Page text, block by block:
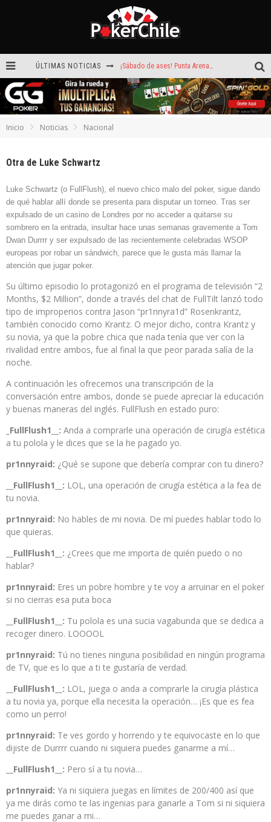
ÚLTIMAS NOTICIAS ¡Sábado de ases! Punta Arenas y Valdivia repartieron más de $3,8 millones
ROAD TO CLSOP Puerto Plata, satélite a Main Event.
Carlos Faúndez aceleró hasta la victoria en el Turbo de Dreams Temuco
La generación dorada de 2011: el año en que Chile conquistó el póker internacional
Inicio Noticias Nacional
Otra de Luke Schwartz
Luke Schwartz (o FullFlush), el nuevo chico malo del poker, sigue dando
de qué hablar allí donde se presenta para disputar un torneo. Tras ser
expulsado de un casino de Londres por no acceder a quitarse su
sombrero en la entrada, insultar hace unas semanas gravemente a Tom
Dwan Durrrr y ser expulsado de las recientemente celebradas WSOP
europeas por robar un sándwich, parece que le gusta más llamar la
atención que jugar poker.
Su último episodio lo protagonizó en el programa de televisión “2
Months, $2 Million”, donde a través del chat de FullTilt lanzó todo
tipo de improperios contra Jason “pr1nnyra1d” Rosenkrantz,
también conocido como Krantz. O mejor dicho, contra Krantz y
su novia, ya que la pobre chica que nada tenía que ver con la
rivalidad entre ambos, fue al final la que peor parada salía de la
noche.
A continuación les ofrecemos una transcripción de la
conversación entre ambos, donde se puede apreciar la educación
y buenas maneras del inglés. FullFlush en estado puro:
_FullFlush1__: Anda a comprarle una operación de cirugía estética
a tu polola y le dices que se la he pagado yo.
pr1nnyraid: ¿Qué se supone que debería comprar con tu dinero?
__FullFlush1__: LOL, una operación de cirugía estética a la fea de
tu novia.
pr1nnyraid: No hables de mi novia. De mí puedes hablar todo lo
que quieras.
__FullFlush1__: ¿Crees que me importa de quién puedo o no
hablar?
pr1nnyraid: Eres un pobre hombre y te voy a arruinar en el poker
si no cierras esa puta boca
__FullFlush1__: Tu polola es una sucia vagabunda que se dedica a
recoger dinero. LOOOOL
pr1nnyraid: Tú no tienes ninguna posibilidad en ningún programa
de TV, que es lo que a ti te gustaría de verdad.
__FullFlush1__: LOL, juega o anda a comprarle la cirugía plástica
a tu novia ya, porque ella necesita la operación… ¡Es que es fea
como un perro!
pr1nnyraid: Te ves gordo y horrendo y te equivocaste en lo que
dijiste de Durrrr cuando ni siquiera puedes ganarme a mí…
__FullFlush1__: Pero sí a tu novia…
pr1nnyraid: Ya ni siquiera juegas en límites de 200/400 así que
ya me dirás como te las ingenias para ganarle a Tom si ni siquiera
me puedes ganar a mi…